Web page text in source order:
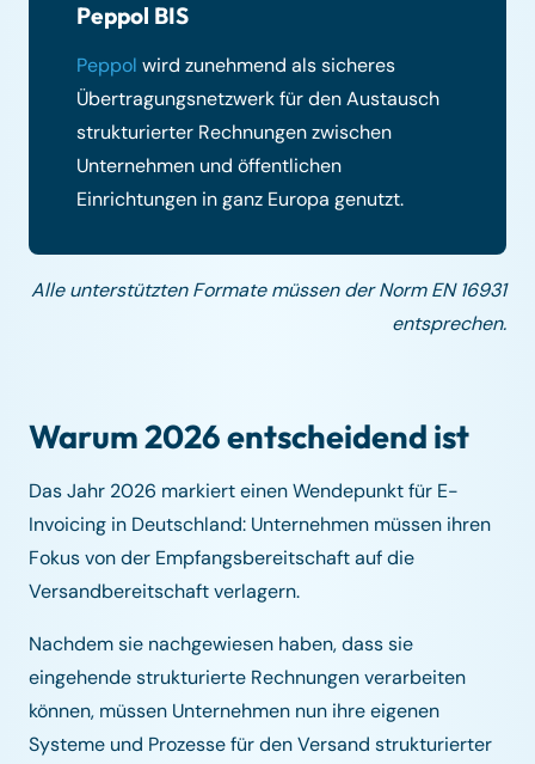
Peppol BIS
Peppol wird zunehmend als sicheres
Übertragungsnetzwerk für den Austausch
strukturierter Rechnungen zwischen
Unternehmen und öffentlichen
Einrichtungen in ganz Europa genutzt.
Alle unterstützten Formate müssen der Norm EN 16931
entsprechen.
Warum 2026 entscheidend ist
Das Jahr 2026 markiert einen Wendepunkt für E-
Invoicing in Deutschland: Unternehmen müssen ihren
Fokus von der Empfangsbereitschaft auf die
Versandbereitschaft verlagern.
Nachdem sie nachgewiesen haben, dass sie
eingehende strukturierte Rechnungen verarbeiten
können, müssen Unternehmen nun ihre eigenen
Systeme und Prozesse für den Versand strukturierter